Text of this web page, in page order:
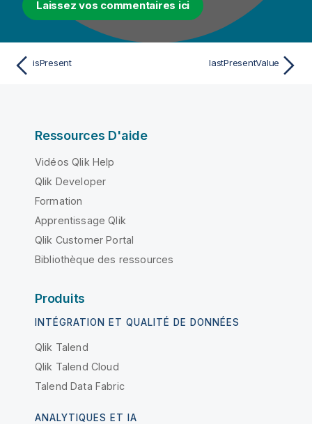
Laissez vos commentaires ici
isPresent lastPresentValue
Ressources D'aide
Vidéos Qlik Help
Qlik Developer
Formation
Apprentissage Qlik
Qlik Customer Portal
Bibliothèque des ressources
Produits
INTÉGRATION ET QUALITÉ DE DONNÉES
Qlik Talend
Qlik Talend Cloud
Talend Data Fabric
ANALYTIQUES ET IA